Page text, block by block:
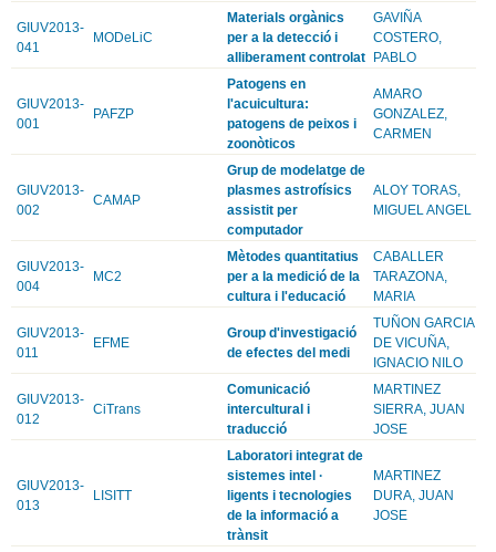
GIUV2013-
041
MODeLiC
Materials orgànics
per a la detecció i
alliberament controlat
GAVIÑA
COSTERO,
PABLO
GIUV2013-
001
PAFZP
Patogens en
l'acuicultura:
patogens de peixos i
zoonòticos
AMARO
GONZALEZ,
CARMEN
GIUV2013-
002
CAMAP
Grup de modelatge de
plasmes astrofísics
assistit per
computador
ALOY TORAS,
MIGUEL ANGEL
GIUV2013-
004
MC2
Mètodes quantitatius
per a la medició de la
cultura i l'educació
CABALLER
TARAZONA,
MARIA
GIUV2013-
011
EFME
Group d'investigació
de efectes del medi
TUÑON GARCIA
DE VICUÑA,
IGNACIO NILO
GIUV2013-
012
CiTrans
Comunicació
intercultural i
traducció
MARTINEZ
SIERRA, JUAN
JOSE
GIUV2013-
013
LISITT
Laboratori integrat de
sistemes intel ·
ligents i tecnologies
de la informació a
trànsit
MARTINEZ
DURA, JUAN
JOSE